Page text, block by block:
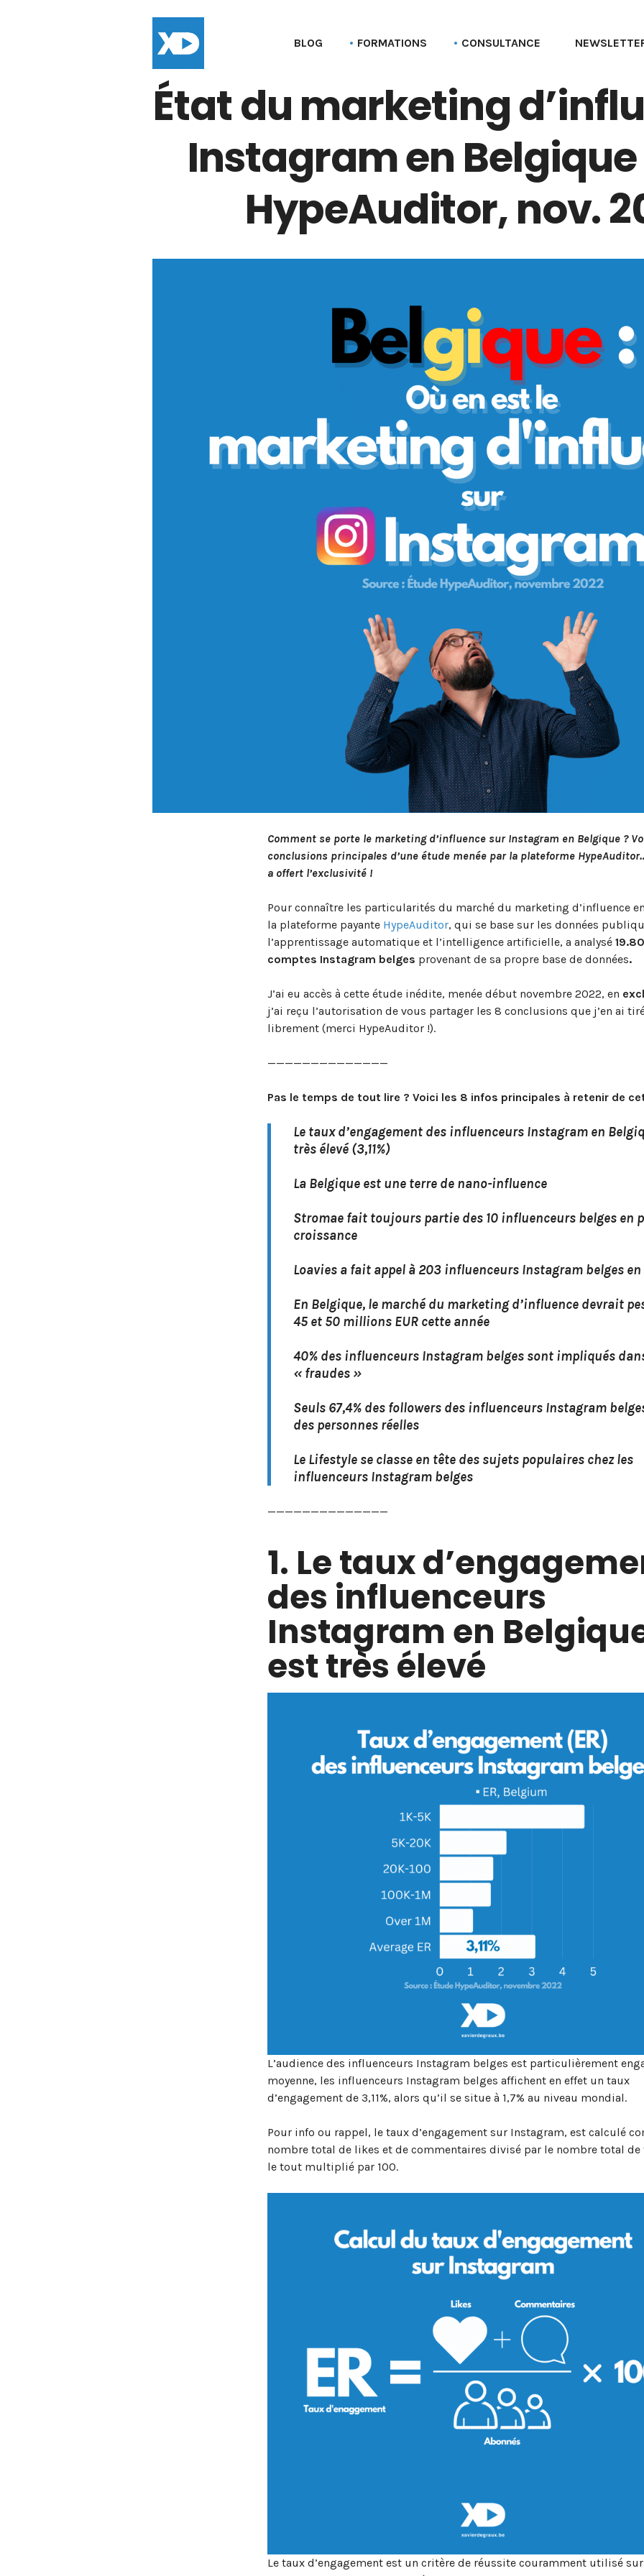
BLOG FORMATIONS
Formation aux profils Linkedin
Formation aux pages Linkedin (entreprise)
Formation LinkedIn Sales Navigator
Formation Recruter via LinkedIn
Formation Employer branding
CONSULTANCE
Parcours Employee advocacy
État du marketing
Instagram en
HypeAuditor, nov.
Comment se porte le marketing d’influence sur Instagram en Belgique ?
conclusions principales d’une étude menée par la plateforme
a offert l’exclusivité !
Pour connaître les particularités du marché du marketing d’influence
la plateforme payante HypeAuditor, qui se base sur les données
l’apprentissage automatique et l’intelligence artificielle, a analysé
comptes Instagram belges provenant de sa propre base de données.
J’ai eu accès à cette étude inédite, menée début novembre 2022, en
j’ai reçu l’autorisation de vous partager les 8 conclusions que j’en ai
librement (merci HypeAuditor !).
——————————————
Pas le temps de tout lire ? Voici les 8 infos principales à retenir de
Le taux d’engagement des influenceurs Instagram en
très élevé (3,11%)
La Belgique est une terre de nano-influence
Stromae fait toujours partie des 10 influenceurs belges en
croissance
Loavies a fait appel à 203 influenceurs Instagram belges
En Belgique, le marché du marketing d’influence devrait
45 et 50 millions EUR cette année
40% des influenceurs Instagram belges sont impliqués
« fraudes »
Seuls 67,4% des followers des influenceurs Instagram
des personnes réelles
Le Lifestyle se classe en tête des sujets populaires chez les
influenceurs Instagram belges
——————————————
1. Le taux
des influenceurs
Instagram en
est très élevé
L’audience des influenceurs Instagram belges est particulièrement
moyenne, les influenceurs Instagram belges affichent en effet un taux
d’engagement de 3,11%, alors qu’il se situe à 1,7% au niveau mondial.
Pour info ou rappel, le taux d’engagement sur Instagram, est calculé
nombre total de likes et de commentaires divisé par le nombre total de
le tout multiplié par 100.
Le taux d’engagement est un critère de réussite couramment utilisé sur